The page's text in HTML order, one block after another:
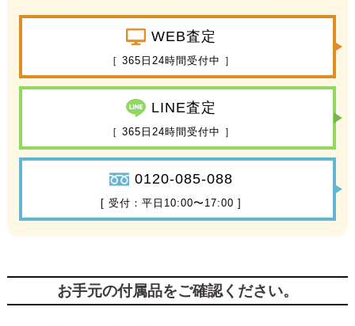
WEB査定
［ 365日24時間受付中 ］
LINE査定
［ 365日24時間受付中 ］
0120-085-088
[ 受付：平日10:00〜17:00 ]
お手元の付属品をご確認ください。